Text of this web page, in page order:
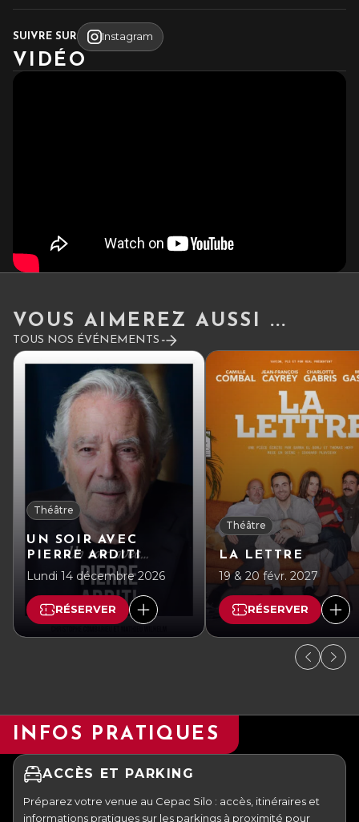
SUIVRE SUR Instagram
VIDÉO
VOUS AIMEREZ AUSSI ...
TOUS NOS ÉVÉNEMENTS
Théâtre
UN SOIR AVEC
PIERRE ARDITI
Lundi 14 décembre 2026
RÉSERVER
Théâtre
LA LETTRE
19 & 20 févr. 2027
RÉSERVER
INFOS PRATIQUES
ACCÈS ET PARKING
Préparez votre venue au Cepac Silo : accès, itinéraires et
informations pratiques sur les parkings à proximité pour